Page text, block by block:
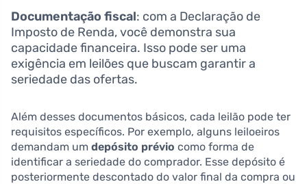
Documentação fiscal: com a Declaração de
Imposto de Renda, você demonstra sua
capacidade financeira. Isso pode ser uma
exigência em leilões que buscam garantir a
seriedade das ofertas.
Além desses documentos básicos, cada leilão pode ter
requisitos específicos. Por exemplo, alguns leiloeiros
demandam um depósito prévio como forma de
identificar a seriedade do comprador. Esse depósito é
posteriormente descontado do valor final da compra ou